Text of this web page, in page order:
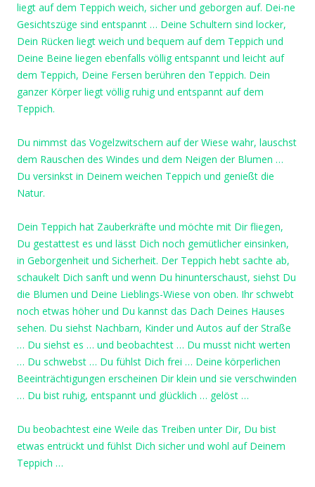
liegt auf dem Teppich weich, sicher und geborgen auf. Dei-ne
Gesichtszüge sind entspannt … Deine Schultern sind locker,
Dein Rücken liegt weich und bequem auf dem Teppich und
Deine Beine liegen ebenfalls völlig entspannt und leicht auf
dem Teppich, Deine Fersen berühren den Teppich. Dein
ganzer Körper liegt völlig ruhig und entspannt auf dem
Teppich.
Du nimmst das Vogelzwitschern auf der Wiese wahr, lauschst
dem Rauschen des Windes und dem Neigen der Blumen …
Du versinkst in Deinem weichen Teppich und genießt die
Natur.
Dein Teppich hat Zauberkräfte und möchte mit Dir fliegen,
Du gestattest es und lässt Dich noch gemütlicher einsinken,
in Geborgenheit und Sicherheit. Der Teppich hebt sachte ab,
schaukelt Dich sanft und wenn Du hinunterschaust, siehst Du
die Blumen und Deine Lieblings-Wiese von oben. Ihr schwebt
noch etwas höher und Du kannst das Dach Deines Hauses
sehen. Du siehst Nachbarn, Kinder und Autos auf der Straße
… Du siehst es … und beobachtest … Du musst nicht werten
… Du schwebst … Du fühlst Dich frei … Deine körperlichen
Beeinträchtigungen erscheinen Dir klein und sie verschwinden
… Du bist ruhig, entspannt und glücklich … gelöst …
Du beobachtest eine Weile das Treiben unter Dir, Du bist
etwas entrückt und fühlst Dich sicher und wohl auf Deinem
Teppich …